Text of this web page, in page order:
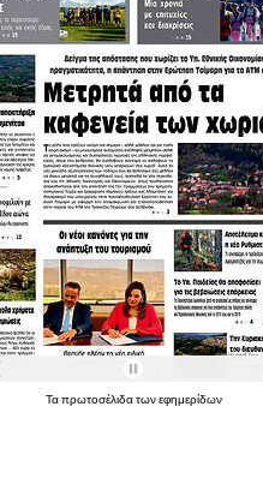
Ταπρωτοσέλιδατωνεφημερίδων